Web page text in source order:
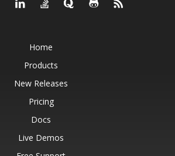
Home
Products
New Releases
Pricing
Docs
Live Demos